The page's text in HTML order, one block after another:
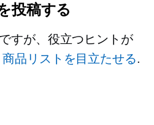
投稿する
すが、役立つヒントが
商品リストを目立たせる.